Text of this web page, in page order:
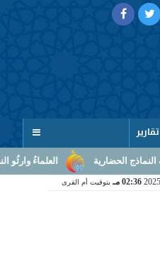
تقارير
العلماءُ وارثُو النبوّة: من بلاغ الرسالة
02:36 مـ بتوقيت أم القرى